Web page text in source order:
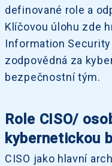
definované role a
Klíčovou úlohu zde
Information
zodpovědná za
bezpečnostní tým.
Role CISO/
kybernetickou
CISO jako hlavní